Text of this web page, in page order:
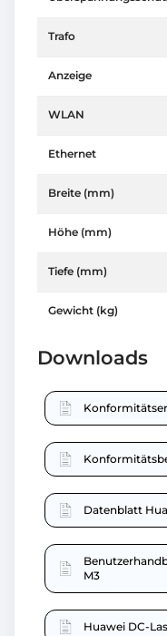
Trafo
Anzeige
WLAN
Ethernet
Breite (mm)
Höhe (mm)
Tiefe (mm)
Gewicht (kg)
Downloads
Datenblatt
M3
Huawei DC-